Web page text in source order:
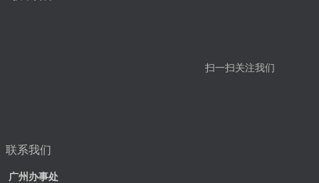
联系我们
扫一扫关注我们
广州办事处